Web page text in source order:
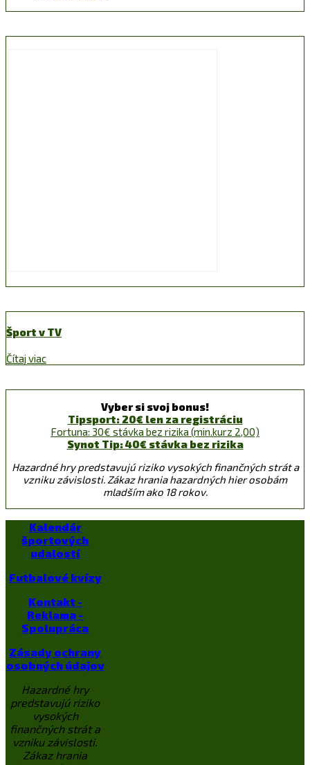
Šport v TV
Čítaj viac
Vyber si svoj bonus!
Tipsport: 20€ len za registráciu
Fortuna: 30€ stávka bez rizika (min.kurz 2,00)
Synot Tip: 40€ stávka bez rizika
Hazardné hry predstavujú riziko vysokých finančných strát a
vzniku závislosti. Zákaz hrania hazardných hier osobám
mladším ako 18 rokov.
Kalendár
športových
udalostí
Futbalové kvízy
Kontakt -
Reklama -
Spolupráca
Zásady ochrany
osobných údajov
Hazardné hry
predstavujú riziko
vysokých
finančných strát a
vzniku závislosti.
Zákaz hrania